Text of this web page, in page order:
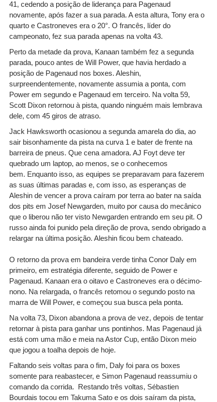
41, cedendo a posição de liderança para Pagenaud
novamente, após fazer a sua parada. A esta altura, Tony era o
quarto e Castroneves era o 20°. O francês, líder do
campeonato, fez sua parada apenas na volta 43.
Perto da metade da prova, Kanaan também fez a segunda
parada, pouco antes de Will Power, que havia herdado a
posição de Pagenaud nos boxes. Aleshin,
surpreendentemente, novamente assumia a ponta, com
Power em segundo e Pagenaud em terceiro. Na volta 59,
Scott Dixon retornou à pista, quando ninguém mais lembrava
dele, com 45 giros de atraso.
Jack Hawksworth ocasionou a segunda amarela do dia, ao
sair bisonhamente da pista na curva 1 e bater de frente na
barreira de pneus. Que cena amadora. AJ Foyt deve ter
quebrado um laptop, ao menos, se o conhecemos
bem. Enquanto isso, as equipes se preparavam para fazerem
as suas últimas paradas e, com isso, as esperanças de
Aleshin de vencer a prova caíram por terra ao bater na saída
dos pits em Josef Newgarden, muito por causa do mecânico
que o liberou não ter visto Newgarden entrando em seu pit. O
russo ainda foi punido pela direção de prova, sendo obrigado a
relargar na última posição. Aleshin ficou bem chateado.
O retorno da prova em bandeira verde tinha Conor Daly em
primeiro, em estratégia diferente, seguido de Power e
Pagenaud. Kanaan era o oitavo e Castroneves era o décimo-
nono. Na relargada, o francês retomou o segundo posto na
marra de Will Power, e começou sua busca pela ponta.
Na volta 73, Dixon abandona a prova de vez, depois de tentar
retornar à pista para ganhar uns pontinhos. Mas Pagenaud já
está com uma mão e meia na Astor Cup, então Dixon meio
que jogou a toalha depois de hoje.
Faltando seis voltas para o fim, Daly foi para os boxes
somente para reabastecer, e Simon Pagenaud reassumiu o
comando da corrida. Restando três voltas, Sébastien
Bourdais tocou em Takuma Sato e os dois saíram da pista,